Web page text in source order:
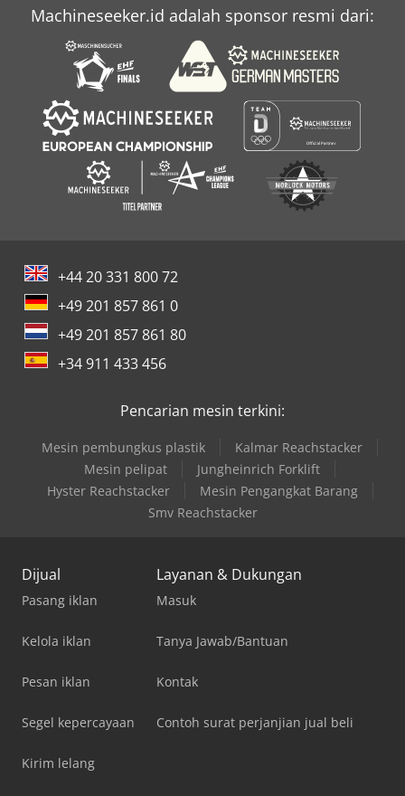
Sekrup Manufaktur
Sekrup Vibo
Machineseeker.id adalah sponsor resmi dari:
+44 20 331 800 72
+49 201 857 861 0
+49 201 857 861 80
+34 911 433 456
Pencarian mesin terkini:
Mesin pembungkus plastik
Kalmar Reachstacker
Mesin pelipat
Jungheinrich Forklift
Hyster Reachstacker
Mesin Pengangkat Barang
Smv Reachstacker
Dijual
Pasang iklan
Kelola iklan
Pesan iklan
Segel kepercayaan
Kirim lelang
Layanan & Dukungan
Masuk
Tanya Jawab/Bantuan
Kontak
Contoh surat perjanjian jual beli